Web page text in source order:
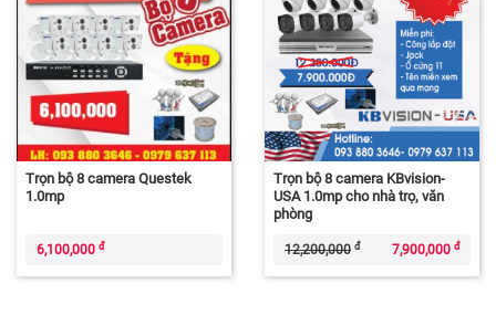
Trọn bộ 8 camera Questek
1.0mp
6,100,000 đ
Trọn bộ 8 camera KBvision-
USA 1.0mp cho nhà trọ, văn
phòng
12,200,000 đ 7,900,000 đ